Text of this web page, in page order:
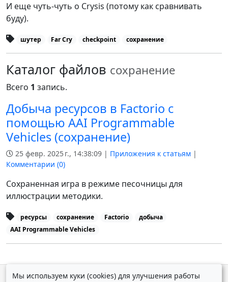
И еще чуть-чуть о Crysis (потому как сравнивать
буду).
шутер Far Cry checkpoint сохранение
Каталог файлов сохранение
Всего 1 запись.
Добыча ресурсов в Factorio с
помощью AAI Programmable
Vehicles (сохранение)
25 февр. 2025 г., 14:38:09 | Приложения к статьям |
Комментарии (0)
Сохраненная игра в режиме песочницы для
иллюстрации методики.
ресурсы сохранение Factorio
добыча
AAI Programmable Vehicles
Мы используем куки (cookies) для улучшения работы
© Дмитрий Косолапов 2007 — 2026.Старая версия